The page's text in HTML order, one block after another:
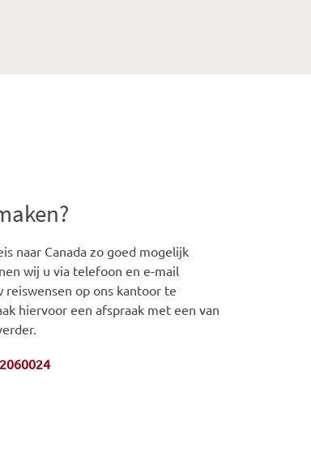
naar Canada zo goed mogelijk
wij u via telefoon en e-mail
op ons kantoor te
hiervoor een afspraak met een van